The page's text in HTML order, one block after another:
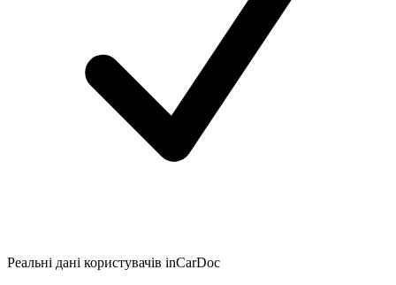
Реальні дані користувачів inCarDoc